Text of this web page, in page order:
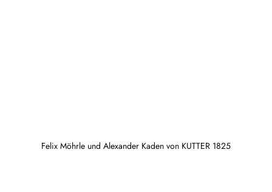
Felix Möhrle und Alexander Kaden von KUTTER 1825